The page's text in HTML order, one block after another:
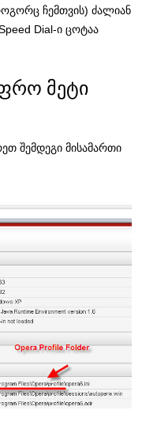
ჩემთვის) ძალიან
Dial-ი ცოტაა
მეტი
შემდეგი მისამართი